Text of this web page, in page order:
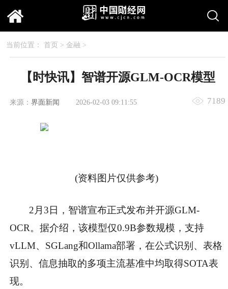
当前位置： 首页 > 金融 >
【时快讯】智谱开源GLM-OCR模型
来源： 界面新闻 2026-02-03 09:11:55 7189
(资料图片仅供参考)
2月3日，智谱宣布正式发布并开源GLM-
OCR。据介绍，该模型仅0.9B参数规模，支持
vLLM、SGLang和Ollama部署，在公式识别、表格
识别、信息抽取的多项主流基准中均取得SOTA表
现。